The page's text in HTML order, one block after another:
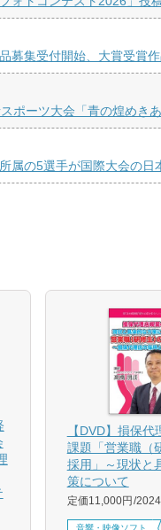
募集受付開始、大賞受賞
ポーツ大会「青の煌めき
属の5選手が国際大会の日
【DVD】損保
課題「営業職（
採用」～現状と
策について
定価11,000円
音響・映像ソフト